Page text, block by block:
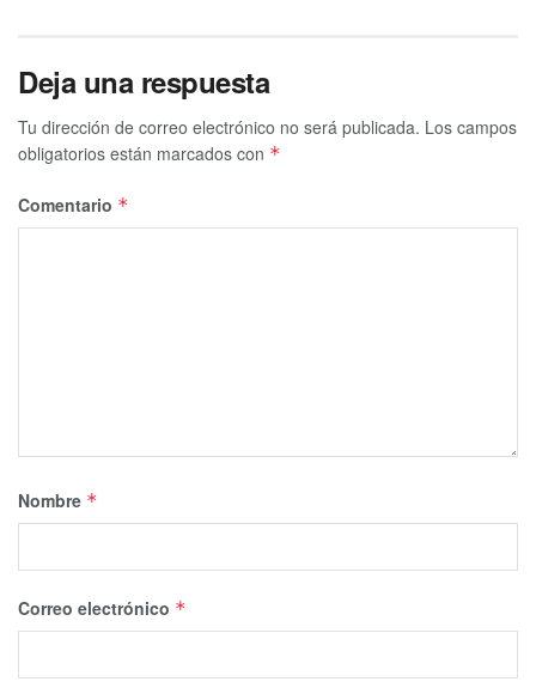
Deja una respuesta
Tu dirección de correo electrónico no será publicada. Los campos
obligatorios están marcados con *
Comentario *
Nombre *
Correo electrónico *